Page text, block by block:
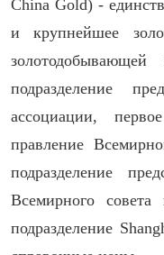
China Gold) -
и крупнейшее
подразделение
ассоциации,
правление
подразделение
Всемирного
подразделение